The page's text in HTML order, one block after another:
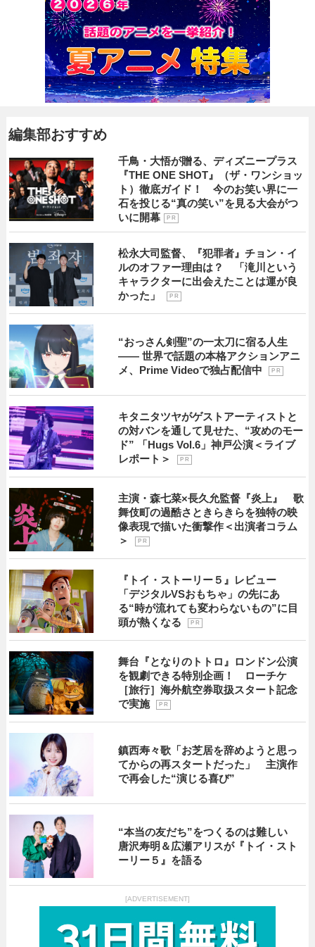
編集部おすすめ
千鳥・大悟が贈る、ディズニープラス
『THE ONE SHOT』（ザ・ワンショッ
ト）徹底ガイド！ 今のお笑い界に一
石を投じる“真の笑い”を見る大会がつ
いに開幕
P R
松永大司監督、『犯罪者』チョン・イ
ルのオファー理由は？ 「滝川という
キャラクターに出会えたことは運が良
かった」
P R
“おっさん剣聖”の一太刀に宿る人生
―― 世界で話題の本格アクションアニ
メ、Prime Videoで独占配信中
P R
キタニタツヤがゲストアーティストと
の対バンを通して見せた、“攻めのモー
ド” 「Hugs Vol.6」神戸公演＜ライブ
レポート＞
P R
主演・森七菜×長久允監督『炎上』 歌
舞伎町の過酷さときらきらを独特の映
像表現で描いた衝撃作＜出演者コラム
＞
P R
『トイ・ストーリー５』レビュー
「デジタルVSおもちゃ」の先にあ
る“時が流れても変わらないもの”に目
頭が熱くなる
P R
舞台『となりのトトロ』ロンドン公演
を観劇できる特別企画！ ローチケ
［旅行］海外航空券取扱スタート記念
で実施
P R
鎮西寿々歌「お芝居を辞めようと思っ
てからの再スタートだった」 主演作
で再会した“演じる喜び”
“本当の友だち”をつくるのは難しい
唐沢寿明＆広瀬アリスが『トイ・スト
ーリー５』を語る
[ADVERTISEMENT]